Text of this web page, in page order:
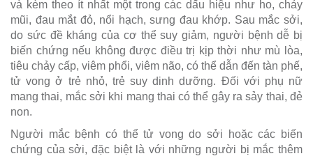
và kèm theo ít nhất một trong các dấu hiệu như ho, chảy
mũi, đau mắt đỏ, nổi hạch, sưng đau khớp. Sau mắc sởi,
do sức đề kháng của cơ thể suy giảm, người bệnh dễ bị
biến chứng nếu không được điều trị kịp thời như mù lòa,
tiêu chảy cấp, viêm phổi, viêm não, có thể dẫn đến tàn phế,
tử vong ở trẻ nhỏ, trẻ suy dinh dưỡng. Ðối với phụ nữ
mang thai, mắc sởi khi mang thai có thể gây ra sảy thai, đẻ
non.
Người mắc bệnh có thể tử vong do sởi hoặc các biến
chứng của sởi, đặc biệt là với những người bị mắc thêm